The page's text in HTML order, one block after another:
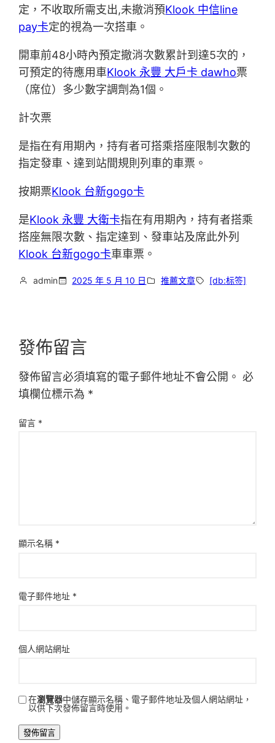
定，不收取所需支出,未撤消預Klook 中信line
pay卡定的視為一次搭車。
開車前48小時內預定撤消次數累計到達5次的，
可預定的待應用車Klook 永豐 大戶卡 dawho票
（席位）多少數字調劑為1個。
計次票
是指在有用期內，持有者可搭乘搭座限制次數的
指定發車、達到站間規則列車的車票。
按期票Klook 台新gogo卡
是Klook 永豐 大衛卡指在有用期內，持有者搭乘
搭座無限次數、指定達到、發車站及席此外列
Klook 台新gogo卡車車票。
admin 2025 年 5 月 10 日 推薦文章 [db:标签]
發佈留言
發佈留言必須填寫的電子郵件地址不會公開。 必
填欄位標示為 *
留言 *
顯示名稱 *
電子郵件地址 *
個人網站網址
在瀏覽器中儲存顯示名稱、電子郵件地址及個人網站網址，
以供下次發佈留言時使用。